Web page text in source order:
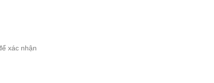
xác nhận